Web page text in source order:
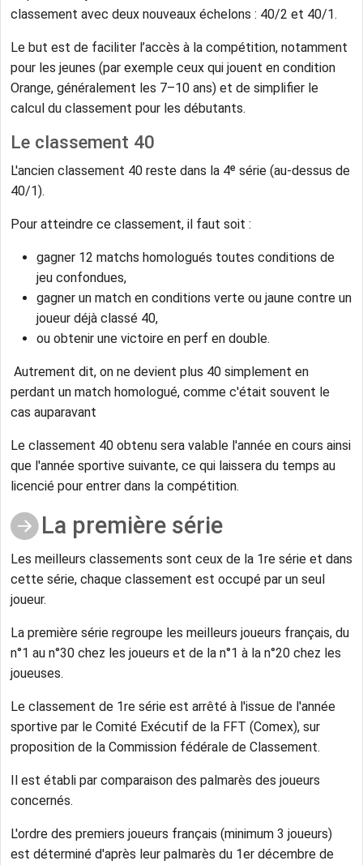
classement avec deux nouveaux échelons : 40/2 et 40/1.
Le but est de faciliter l’accès à la compétition, notamment
pour les jeunes (par exemple ceux qui jouent en condition
Orange, généralement les 7–10 ans) et de simplifier le
calcul du classement pour les débutants.
Le classement 40
L'ancien classement 40 reste dans la 4ᵉ série (au-dessus de
40/1).
Pour atteindre ce classement, il faut soit :
gagner 12 matchs homologués toutes conditions de
jeu confondues,
gagner un match en conditions verte ou jaune contre un
joueur déjà classé 40,
ou obtenir une victoire en perf en double.
Autrement dit, on ne devient plus 40 simplement en
perdant un match homologué, comme c'était souvent le
cas auparavant
Le classement 40 obtenu sera valable l'année en cours ainsi
que l'année sportive suivante, ce qui laissera du temps au
licencié pour entrer dans la compétition.
La première série
Les meilleurs classements sont ceux de la 1re série et dans
cette série, chaque classement est occupé par un seul
joueur.
La première série regroupe les meilleurs joueurs français, du
n°1 au n°30 chez les joueurs et de la n°1 à la n°20 chez les
joueuses.
Le classement de 1re série est arrêté à l'issue de l'année
sportive par le Comité Exécutif de la FFT (Comex), sur
proposition de la Commission fédérale de Classement.
Il est établi par comparaison des palmarès des joueurs
concernés.
L'ordre des premiers joueurs français (minimum 3 joueurs)
est déterminé d'après leur palmarès du 1er décembre de